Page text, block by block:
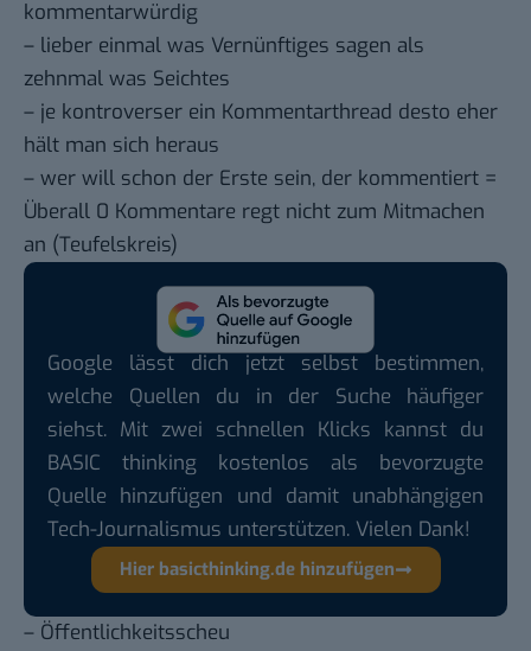
kommentarwürdig
– lieber einmal was Vernünftiges sagen als
zehnmal was Seichtes
– je kontroverser ein Kommentarthread desto eher
hält man sich heraus
– wer will schon der Erste sein, der kommentiert =
Überall 0 Kommentare regt nicht zum Mitmachen
an (Teufelskreis)
Google lässt dich jetzt selbst bestimmen,
welche Quellen du in der Suche häufiger
siehst. Mit zwei schnellen Klicks kannst du
BASIC thinking kostenlos als bevorzugte
Quelle hinzufügen und damit unabhängigen
Tech-Journalismus unterstützen. Vielen Dank!
Hier basicthinking.de hinzufügen
– Öffentlichkeitsscheu